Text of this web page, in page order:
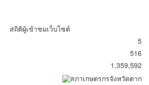
สถิติผู้เข้าชมเว็บไซต์
5
516
1,359,592